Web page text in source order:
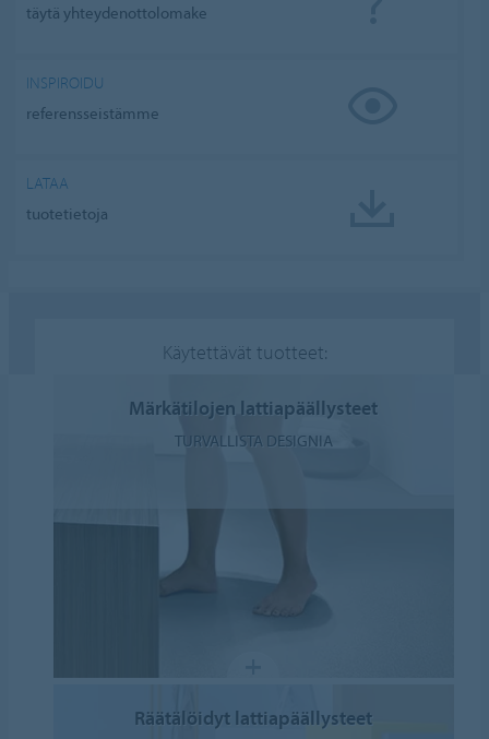
täytä yhteydenottolomake
INSPIROIDU
referensseistämme
LATAA
tuotetietoja
Käytettävät tuotteet:
Märkätilojen lattiapäällysteet
TURVALLISTA DESIGNIA
Räätälöidyt lattiapäällysteet